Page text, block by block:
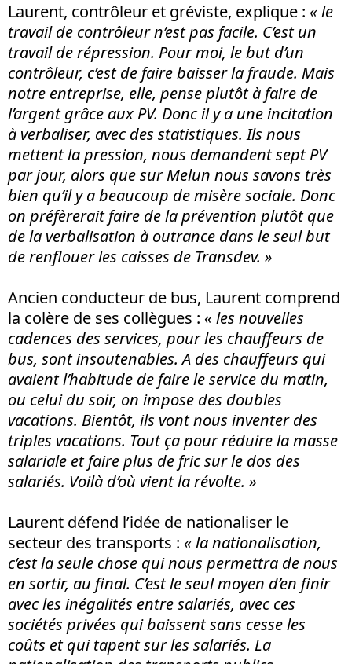
Laurent, contrôleur et gréviste, explique : « le
travail de contrôleur n’est pas facile. C’est un
travail de répression. Pour moi, le but d’un
contrôleur, c’est de faire baisser la fraude. Mais
notre entreprise, elle, pense plutôt à faire de
l’argent grâce aux PV. Donc il y a une incitation
à verbaliser, avec des statistiques. Ils nous
mettent la pression, nous demandent sept PV
par jour, alors que sur Melun nous savons très
bien qu’il y a beaucoup de misère sociale. Donc
on préfèrerait faire de la prévention plutôt que
de la verbalisation à outrance dans le seul but
de renflouer les caisses de Transdev. »
Ancien conducteur de bus, Laurent comprend
la colère de ses collègues : « les nouvelles
cadences des services, pour les chauffeurs de
bus, sont insoutenables. A des chauffeurs qui
avaient l’habitude de faire le service du matin,
ou celui du soir, on impose des doubles
vacations. Bientôt, ils vont nous inventer des
triples vacations. Tout ça pour réduire la masse
salariale et faire plus de fric sur le dos des
salariés. Voilà d’où vient la révolte. »
Laurent défend l’idée de nationaliser le
secteur des transports : « la nationalisation,
c’est la seule chose qui nous permettra de nous
en sortir, au final. C’est le seul moyen d’en finir
avec les inégalités entre salariés, avec ces
sociétés privées qui baissent sans cesse les
coûts et qui tapent sur les salariés. La